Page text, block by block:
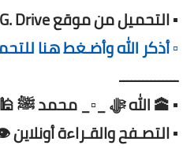
▪️ التحميل من موقع G. Drive ▪️
▫️ أذكر الله وأضـغط هنا
ـــــــــــــــ
▪️ 🕋 الله ﷻ _▫️_ محمد ﷺ
▪️ التصـفح والقـراءة أونلاين